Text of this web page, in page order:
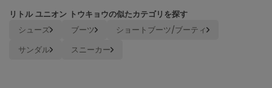
リトルユニオン トウキョウ
リトル ユニオン トウキョウの似たカテゴリを探す
シューズ ブーツ
ショートブーツ/ブーティ
サンダル
スニーカー